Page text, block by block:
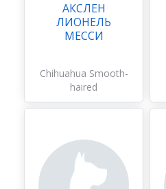
АКСЛЕН
ЛИОНЕЛЬ
МЕССИ
Chihuahua Smooth-
haired